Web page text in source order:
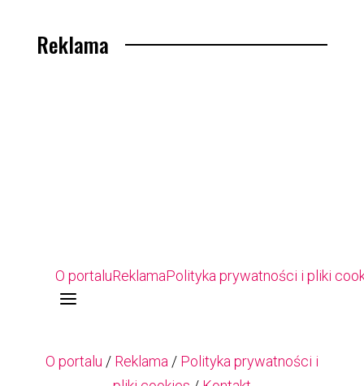
Reklama
O portaluReklamaPolityka prywatności i pliki
a
O portalu / Reklama/ Polityka prywatności i